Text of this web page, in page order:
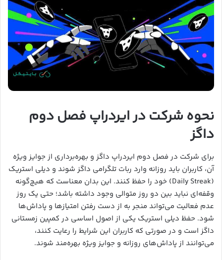
نحوه شرکت در ایردراپ فصل دوم
داگز
برای شرکت در فصل دوم ایردراپ داگز و بهره‌برداری از جوایز ویژه
آن، کاربران باید روزانه وارد ربات تلگرامی داگز شوند و دیلی استریک
(Daily Streak) خود را حفظ کنند. این بدان معناست که هیچ‌گونه
وقفه‌ای نباید بین دو روز متوالی وجود داشته باشد؛ حتی یک روز
عدم فعالیت می‌تواند منجر به از دست رفتن امتیازها و پاداش‌ها
شود. حفظ دیلی استریک یکی از اصول اساسی در کمپین زمستانی
داگز است و در صورتی که کاربران این شرایط را رعایت کنند،
می‌توانند از پاداش‌های روزانه و جوایز ویژه بهره‌مند شوند.